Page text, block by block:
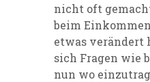
nicht oft
beim
etwas verändert
sich Fragen wie
nun wo